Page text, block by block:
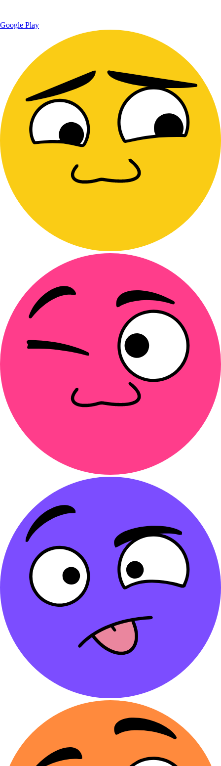
Google Play